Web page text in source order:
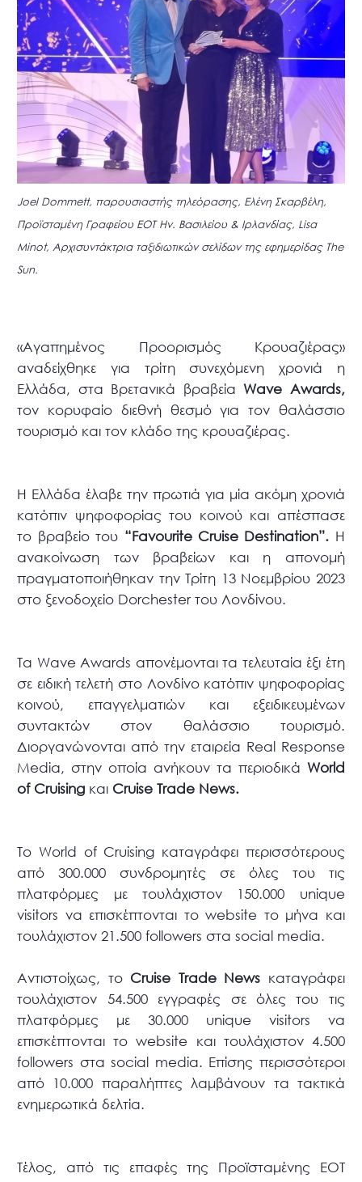
Joel Dommett, παρουσιαστής τηλεόρασης, Ελένη Σκαρβέλη,
Προϊσταμένη Γραφείου ΕΟΤ Ην. Βασιλείου & Ιρλανδίας, Lisa
Minot, Αρχισυντάκτρια ταξιδιωτικών σελίδων της εφημερίδας The
Sun.
«Αγαπημένος Προορισμός Κρουαζιέρας»
αναδείχθηκε για τρίτη συνεχόμενη χρονιά η
Ελλάδα, στα Βρετανικά βραβείαWave Awards,
τον κορυφαίο διεθνή θεσμό για τον θαλάσσιο
τουρισμό και τον κλάδο της κρουαζιέρας.
Η Ελλάδα έλαβε την πρωτιά για μία ακόμη χρονιά
κατόπιν ψηφοφορίας του κοινού και απέσπασε
το βραβείο του “Favourite Cruise Destination”. Η
ανακοίνωση των βραβείων και η απονομή
πραγματοποιήθηκαν την Τρίτη 13 Νοεμβρίου 2023
στο ξενοδοχείο Dorchester του Λονδίνου.
Τα Wave Awards απονέμονται τα τελευταία έξι έτη
σε ειδική τελετή στο Λονδίνο κατόπιν ψηφοφορίας
κοινού, επαγγελματιών και εξειδικευμένων
συντακτών στον θαλάσσιο τουρισμό.
Διοργανώνονται από την εταιρεία Real Response
Media, στην οποία ανήκουν τα περιοδικά World
of Cruising και Cruise Trade News.
To World of Cruising καταγράφει περισσότερους
από 300.000 συνδρομητές σε όλες του τις
πλατφόρμες με τουλάχιστον 150.000 unique
visitors να επισκέπτονται το website το μήνα και
τουλάχιστον 21.500 followers στα social media.
Αντιστοίχως, τοCruise Trade News καταγράφει
τουλάχιστον 54.500 εγγραφές σε όλες του τις
πλατφόρμες με 30.000 unique visitors να
επισκέπτονται το website και τουλάχιστον 4.500
followers στα social media. Επίσης περισσότεροι
από 10.000 παραλήπτες λαμβάνουν τα τακτικά
ενημερωτικά δελτία.
Τέλος, από τις επαφές της Προϊσταμένης ΕΟΤ